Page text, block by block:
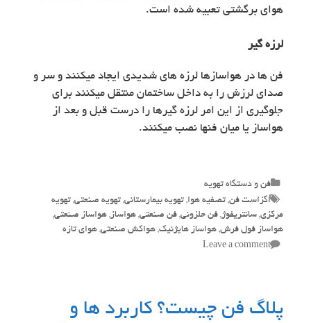
هوای برگشتی تعبیه شده است.
لرزه­ گیر
فن ­ها در هواسازها لرزه ­های شدیدی ایجاد می­کنند و سر و
صدای لرزش را به داخل ساختمان منتقل می­کنند برای
جلوگیری از این امر لرزه­ گیرها را درست قبل و بعد از
هواساز یا میان فن­ها نصب می­کنند.
Categories
فن و دستگاه تهویه
Tags
اگزاست فن, تصفیه هوا, تهویه بیمارستانی, تهویه صنعتی, تهویه
مرکزی, سانتریفوژ, فن حلزونی, فن صنعتی, هواساز , هواساز صنعتی,
هواساز فول فرش, هواساز هایژنیک, هواکش صنعتی, هوای تازه
Leave a comment
پلاگ فن چیست؟ کاربرد ها و